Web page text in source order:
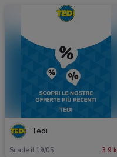
Tedi
Scade il 19/05 3.9